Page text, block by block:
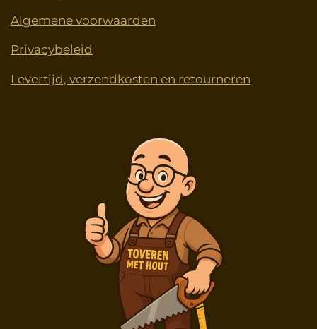
Algemene voorwaarden
Privacybeleid
Levertijd, verzendkosten en retourneren